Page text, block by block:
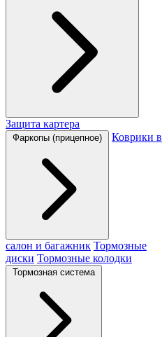
Защита картера
Фаркопы (прицепное) Коврики в
салон и багажник Тормозные
диски Тормозные колодки
Тормозная система